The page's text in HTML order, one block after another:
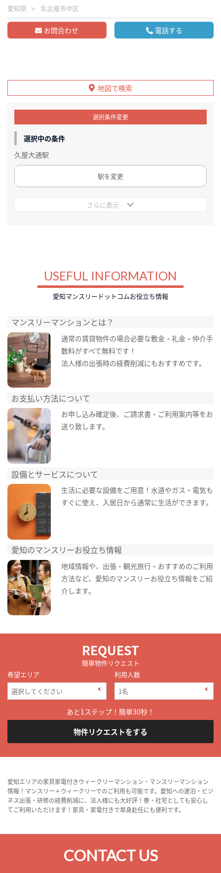
愛知県 名古屋市中区
お問合わせ 電話する
地図で検索
選択条件変更
選択中の条件
久屋大通駅
駅を変更
さらに表示
USEFUL INFORMATION
愛知マンスリードットコムお役立ち情報
マンスリーマンションとは？
通常の賃貸物件の場合必要な敷金・礼金・仲介手
数料がすべて無料です！
法人様の出張時の経費削減にもおすすめです。
お支払い方法について
お申し込み確定後、ご請求書・ご利用案内等をお
送り致します。
設備とサービスについて
生活に必要な設備をご用意！水道やガス・電気も
すぐに使え、入居日から通常に生活ができます。
愛知のマンスリーお役立ち情報
地域情報や、出張・観光旅行・おすすめのご利用
方法など、愛知のマンスリーお役立ち情報をご紹
介します。
REQUEST
簡単物件リクエスト
希望エリア
利用人数
あと1ステップ！簡単30秒！
物件リクエストをする
愛知エリアの家具家電付きウィークリーマンション・マンスリーマンション
情報！マンスリー＋ウィークリーでのご利用も可能です。愛知への連泊・ビジ
ネス出張・研修の経費削減に、法人様にも大好評！寮・社宅としても安心し
てご利用いただけます！家具・家電付きで単身赴任にも便利です。
CONTACT US